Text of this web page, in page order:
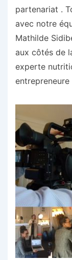
partenariat .
avec notre
Mathilde
aux côtés de
experte